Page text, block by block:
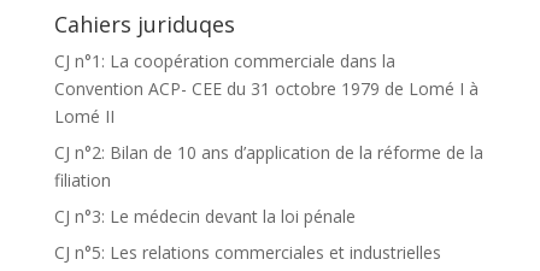
Cahiers juriduqes
CJ n°1: La coopération commerciale dans la
Convention ACP- CEE du 31 octobre 1979 de Lomé I à
Lomé II
CJ n°2: Bilan de 10 ans d’application de la réforme de la
filiation
CJ n°3: Le médecin devant la loi pénale
CJ n°5: Les relations commerciales et industrielles